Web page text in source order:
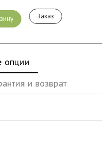
Заказ
опции
и возврат